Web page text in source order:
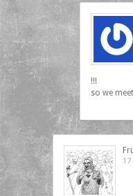
!!!
so we